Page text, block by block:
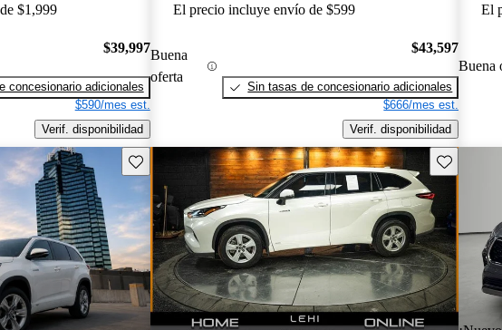
$1,999
$39,997
concesionario adicionales
$590/mes est.
Verif. disponibilidad
El precio incluye envío de $599
Buena
oferta
$43,597
Sin tasas de concesionario adicionales
$666/mes est.
Verif. disponibilidad
El
Buena
Guarda este Aviso Guarda este